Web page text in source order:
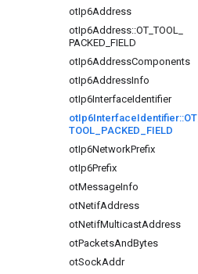
otIp6Address
otIp6Address::OT _TOOL
PACKED FIELD
otIp6AddressComponents
otIp6AddressInfo
otIp6InterfaceIdentifier
otIp6InterfaceIdentifier::OT
TOOL PACKED
FIELD
otIp6NetworkPrefix
otIp6Prefix
otMessageInfo
otNetifAddress
otNetifMulticastAddress
otPacketsAndBytes
otSockAddr